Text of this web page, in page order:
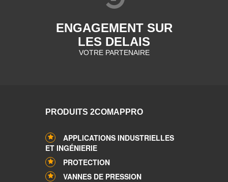
ENGAGEMENT SUR
LES DELAIS
VOTRE PARTENAIRE
PRODUITS 2COMAPPRO
APPLICATIONS INDUSTRIELLES
ET INGÉNIERIE
PROTECTION
VANNES DE PRESSION